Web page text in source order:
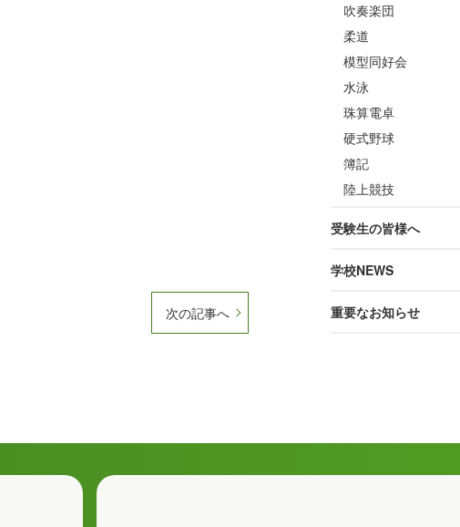
次の記事へ
吹奏楽団
柔道
模型同好会
水泳
珠算電卓
硬式野球
簿記
陸上競技
受験生の皆様へ
学校NEWS
重要なお知らせ